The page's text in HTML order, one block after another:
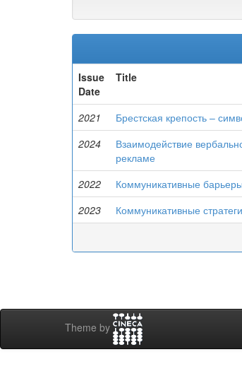
Issue
Date
Title
2021 Брестская крепость –
2024
Взаимодействие
рекламе
2022 Коммуникативные
2023
Коммуникативные
Theme by